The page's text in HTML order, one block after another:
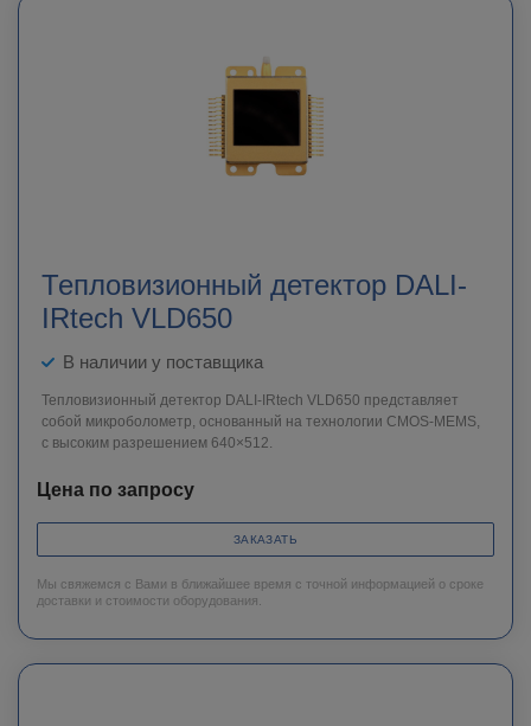
Тепловизионный детектор DALI-
IRtech VLD650
В наличии у поставщика
Тепловизионный детектор DALI-IRtech VLD650 представляет
собой микроболометр, основанный на технологии CMOS-MEMS,
с высоким разрешением 640×512.
Цена по запросу
ЗАКАЗАТЬ
Мы свяжемся с Вами в ближайшее время с точной информацией о сроке
доставки и стоимости оборудования.